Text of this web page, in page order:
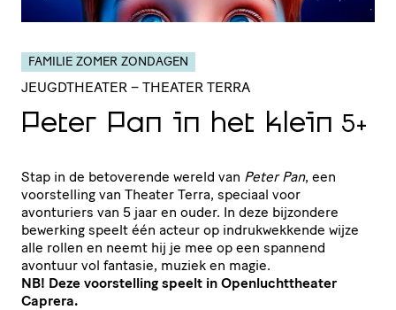
FAMILIE ZOMER ZONDAGEN
JEUGDTHEATER – THEATER TERRA
Peter Pan in het klein 5+
Stap in de betoverende wereld van Peter Pan, een
voorstelling van Theater Terra, speciaal voor
avonturiers van 5 jaar en ouder. In deze bijzondere
bewerking speelt één acteur op indrukwekkende wijze
alle rollen en neemt hij je mee op een spannend
avontuur vol fantasie, muziek en magie.
NB! Deze voorstelling speelt in Openluchttheater
Caprera.